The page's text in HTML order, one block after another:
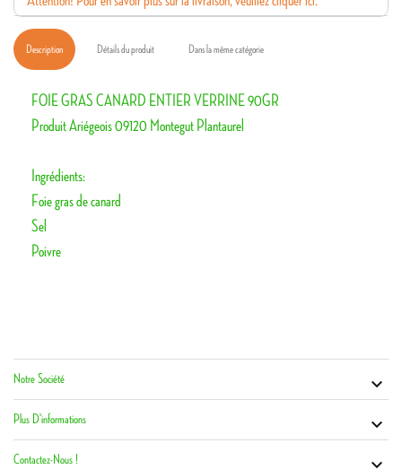
Description Détails du produit Dans la même catégorie
FOIE GRAS CANARD ENTIER VERRINE 90GR
Produit Ariégeois 09120 Montegut Plantaurel
Ingrédients:
Foie gras de canard
Sel
Poivre
Notre Société 
Plus D'informations 
Contactez-Nous !
